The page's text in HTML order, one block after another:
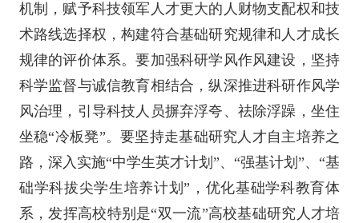
机制，赋予科技领军人才更大的人财物支配权和技
术路线选择权，构建符合基础研究规律和人才成长
规律的评价体系。要加强科研学风作风建设，坚持
科学监督与诚信教育相结合，纵深推进科研作风学
风治理，引导科技人员摒弃浮夸、祛除浮躁，坐住
坐稳“冷板凳”。要坚持走基础研究人才自主培养之
路，深入实施“中学生英才计划”、“强基计划”、“基
础学科拔尖学生培养计划”，优化基础学科教育体
系，发挥高校特别是“双一流”高校基础研究人才培